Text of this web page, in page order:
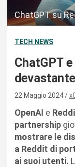
ChatGPT su
TECH NEWS
ChatGPT
devastante
22 Maggio 2024
OpenAI e
partnership
mostrare le
a Reddit di
ai suoi utenti.